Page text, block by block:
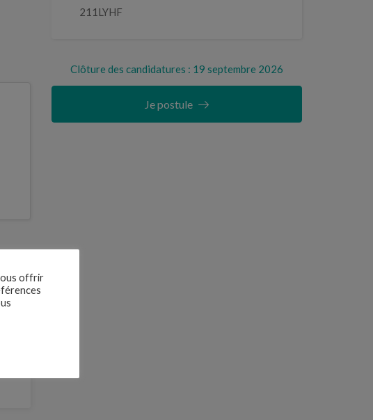
211LYHF
Clôture des candidatures : 19 septembre 2026
Je postule
offrir